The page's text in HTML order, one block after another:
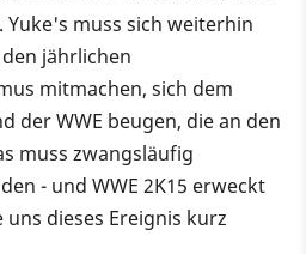
Yuke's muss sich weiterhin
jährlichen
mitmachen, sich dem
der WWE beugen, die an den
muss zwangsläufig
- und WWE 2K15 erweckt
dieses Ereignis kurz